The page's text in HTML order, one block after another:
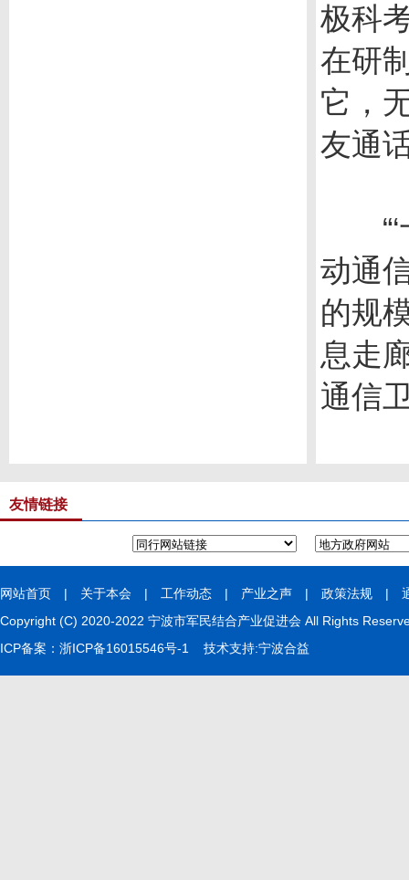
极科
在研
它，
友通
“‘
动通
的规
息走
通信
友情链接
网站首页 | 关于本会 | 工作动态 | 产业之声 | 政策法规 |
Copyright (C) 2020-2022 宁波市军民结合产业促进会 All Rights
ICP备案： 浙ICP备16015546号-1 技术支持:宁波合益